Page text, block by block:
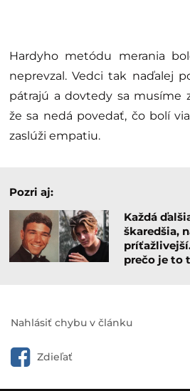
Hardyho metódu merania
neprevzal. Vedci tak naďalej
pátrajú a dovtedy sa musíme
že sa nedá povedať, čo bolí
zaslúži empatiu.
Pozri aj:
Každá
škaredšia,
prečo je to
Nahlásiť chybu v článku
Zdieľať